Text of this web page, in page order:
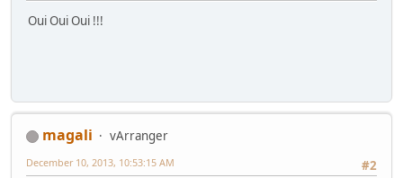
Oui Oui Oui !!!
magali
vArranger
#2
December 10, 2013, 10:53:15 AM